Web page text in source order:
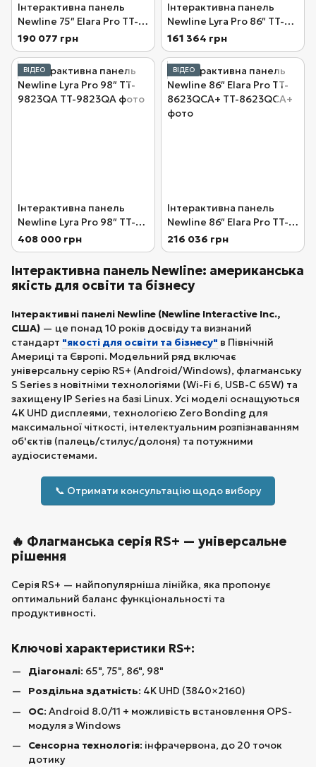
Інтерактивна панель
Newline 75″ Elara Pro TT-
7523QCA+
190 077 грн
Інтерактивна панель
Newline Lyra Pro 86″ TT-
8623QA
161 364 грн
ВІДЕО
Інтерактивна панель
Newline Lyra Pro 98″ TT-
9823QA
408 000 грн
ВІДЕО
Інтерактивна панель
Newline 86″ Elara Pro TT-
8623QCA+
216 036 грн
Інтерактивна панель Newline: американська
якість для освіти та бізнесу
Інтерактивні панелі Newline (Newline Interactive Inc.,
США) — це понад 10 років досвіду та визнаний
стандарт "якості для освіти та бізнесу" в Північній
Америці та Європі. Модельний ряд включає
універсальну серію RS+ (Android/Windows), флагманську
S Series з новітніми технологіями (Wi-Fi 6, USB-C 65W) та
захищену IP Series на базі Linux. Усі моделі оснащуються
4K UHD дисплеями, технологією Zero Bonding для
максимальної чіткості, інтелектуальним розпізнаванням
об'єктів (палець/стилус/долоня) та потужними
аудіосистемами.
📞 Отримати консультацію щодо вибору
🔥 Флагманська серія RS+ — універсальне
рішення
Серія RS+ — найпопулярніша лінійка, яка пропонує
оптимальний баланс функціональності та
продуктивності.
Ключові характеристики RS+:
Діагоналі: 65", 75", 86", 98"
Роздільна здатність: 4K UHD (3840×2160)
ОС: Android 8.0/11 + можливість встановлення OPS-
модуля з Windows
Сенсорна технологія: інфрачервона, до 20 точок
дотику